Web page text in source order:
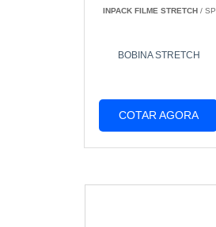
INPACK FILME STRETCH/ SP
BOBINA STRETCH
COTAR AGORA